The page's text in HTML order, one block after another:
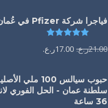
فياجرا شركة Pfizer في عُمان
21.00ر.ع. 17.00ر.ع.
حبوب سيالس 100 ملي
سلطنة عمان - الحل الفوري
36 ساعة